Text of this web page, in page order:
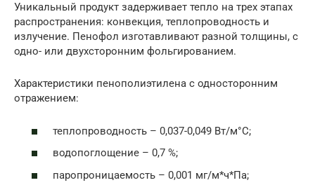
Уникальный продукт задерживает тепло на трех этапах
распространения: конвекция, теплопроводность и
излучение. Пенофол изготавливают разной толщины, с
одно- или двухсторонним фольгированием.
Характеристики пенополиэтилена с односторонним
отражением:
теплопроводность – 0,037-0,049 Вт/м°С;
водопоглощение – 0,7 %;
паропроницаемость – 0,001 мг/м*ч*Па;